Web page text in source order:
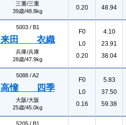
三重/三重
39歳/48.8kg
0.20
48.94
5003 / B1
来田 衣織
兵庫/兵庫
28歳/47.9kg
F0
L0
0.20
4.10
23.91
38.04
5088 /A2
高憧 四季
大阪/大阪
25歳/45.0kg
F0
L0
0.16
5.83
37.50
59.38
5205 / B1